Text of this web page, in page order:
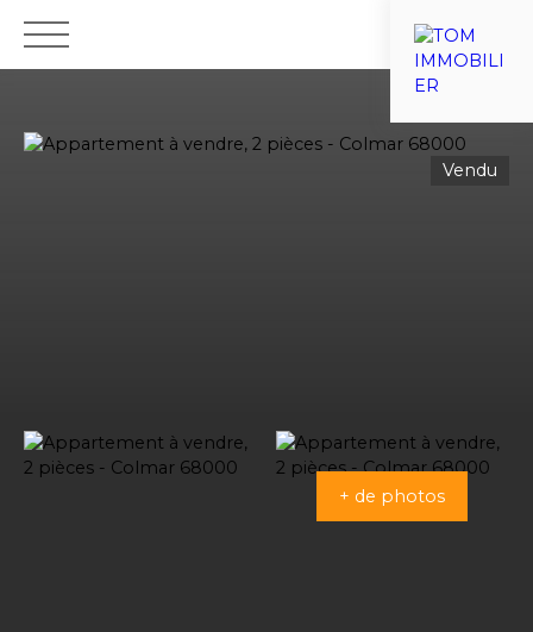
Vendu
+ de photos